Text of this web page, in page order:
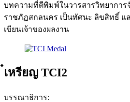
บทความที่ตีพิมพ์ในวารสารวิทยาการ
ราชภัฏสกลนคร เป็นทัศนะ ลิขสิทธิ์ แ
เขียนเจ้าของผลงาน
๋เหรียญ TCI2
บรรณาธิการ: